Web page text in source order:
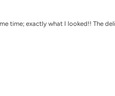
time; exactly what I looked!! The